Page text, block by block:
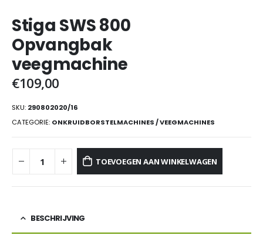
Stiga SWS 800
Opvangbak
veegmachine
€109,00
SKU: 290802020/16
CATEGORIE: ONKRUIDBORSTELMACHINES / VEEGMACHINES
TOEVOEGEN AAN WINKELWAGEN
BESCHRIJVING